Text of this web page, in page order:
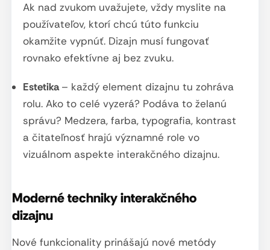
Ak nad zvukom uvažujete, vždy myslite na
používateľov, ktorí chcú túto funkciu
okamžite vypnúť. Dizajn musí fungovať
rovnako efektívne aj bez zvuku.
Estetika– každý element dizajnu tu zohráva
rolu. Ako to celé vyzerá? Podáva to želanú
správu? Medzera, farba, typografia, kontrast
a čitateľnosť hrajú významné role vo
vizuálnom aspekte interakčného dizajnu.
Moderné techniky interakčného
dizajnu
Nové funkcionality prinášajú nové metódy